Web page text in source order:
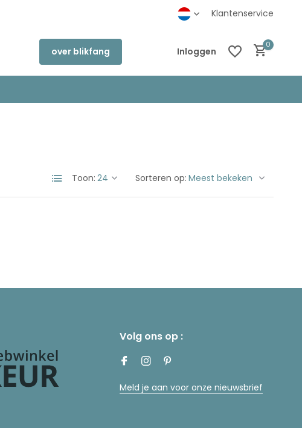
Klantenservice
over blikfang Inloggen
0
Toon: Sorteren op:
Volg ons op :
Meld je aan voor onze nieuwsbrief